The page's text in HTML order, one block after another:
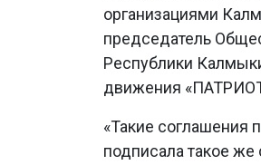
организациями
председатель
Республики
движения
«Такие соглашения
подписала такое